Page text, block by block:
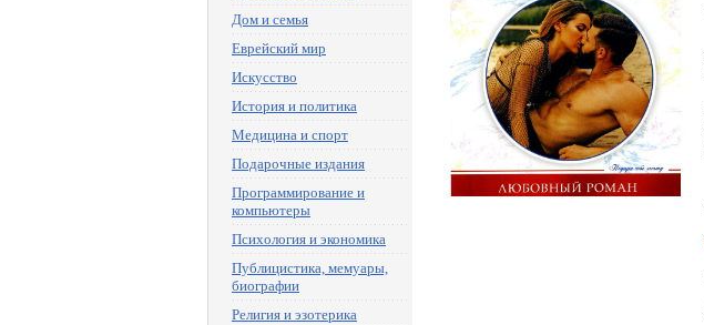
Дом и семья
Еврейский мир
Искусство
История и политика
Медицина и спорт
Подарочные издания
Программирование и
компьютеры
Психология и экономика
Публицистика, мемуары,
биографии
Религия и эзотерика